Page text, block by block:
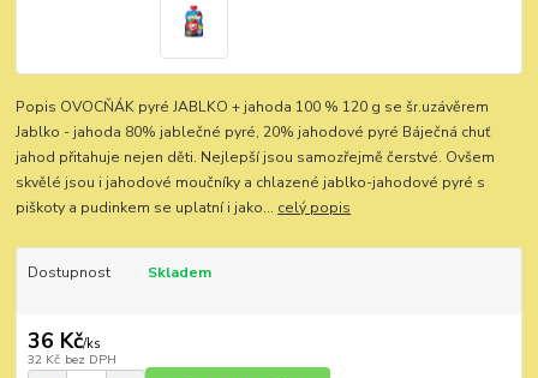
Popis OVOCŇÁK pyré JABLKO + jahoda 100 % 120 g se šr.uzávěrem
Jablko - jahoda 80% jablečné pyré, 20% jahodové pyré Báječná chuť
jahod přitahuje nejen děti. Nejlepší jsou samozřejmě čerstvé. Ovšem
skvělé jsou i jahodové moučníky a chlazené jablko-jahodové pyré s
piškoty a pudinkem se uplatní i jako... celý popis
Dostupnost Skladem
36 Kč/ks
32 Kč bez DPH